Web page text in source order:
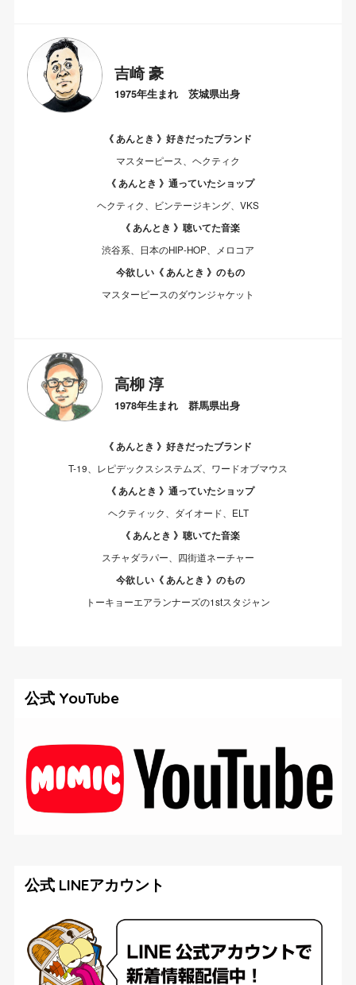
吉崎 豪
1975年生まれ 茨城県出身
《 あんとき 》好きだったブランド
マスターピース、ヘクティク
《 あんとき 》通っていたショップ
ヘクティク、ビンテージキング、VKS
《 あんとき 》聴いてた音楽
渋谷系、日本のHIP-HOP、メロコア
今欲しい《 あんとき 》のもの
マスターピースのダウンジャケット
高柳 淳
1978年生まれ 群馬県出身
《 あんとき 》好きだったブランド
T-19、レピデックスシステムズ、ワードオブマウス
《 あんとき 》通っていたショップ
ヘクティック、ダイオード、ELT
《 あんとき 》聴いてた音楽
スチャダラパー、四街道ネーチャー
今欲しい《 あんとき 》のもの
トーキョーエアランナーズの1stスタジャン
公式 YouTube
公式 LINEアカウント